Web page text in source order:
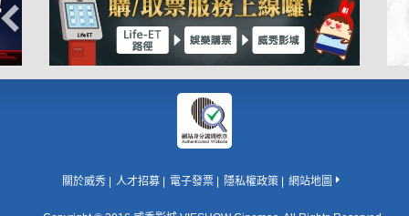
關於威秀 人才招募 電子發票 隱私權政策 網站地圖